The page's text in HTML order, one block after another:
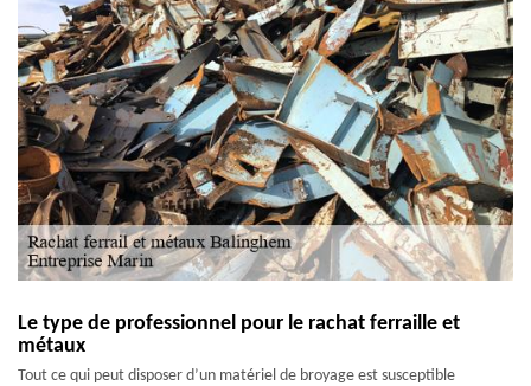
Le type de professionnel pour le rachat ferraille et
métaux
Tout ce qui peut disposer d’un matériel de broyage est susceptible